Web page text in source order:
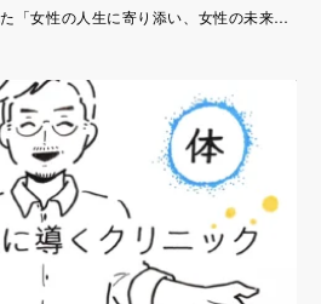
「女性の人生に寄り添い、女性の未来を
ているか？を伝え、 サプリメントの価
とが目的。